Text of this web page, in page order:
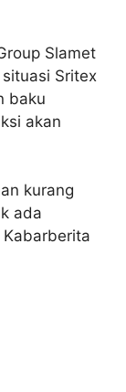
Slamet
Sritex
baku
akan
kurang
ada
Kabarberita